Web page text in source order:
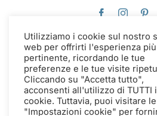
Questo sito web utilizza
tradurre istantaneamente
contenuti in più lingue. Per
Utilizziamo i cookie sul nostro
web per offrirti l'esperienza più
pertinente, ricordando le tue
preferenze e le tue visite
Cliccando su "Accetta tutto",
acconsenti all'utilizzo di TUTTI i
cookie. Tuttavia, puoi visitare le
"Impostazioni cookie" per